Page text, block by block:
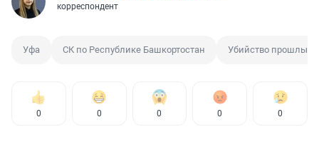
корреспондент
Уфа СК по Республике Башкортостан Убийство прошлых
0 0 0 0 0